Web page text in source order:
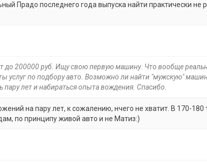
Прадо последнего года выпуска найти практически не
200000 руб. Ищу свою первую машину. Что вообще
услуг по подбору авто. Возможно ли найти "мужскую"
лет и набираться опыта вождения. Спасибо.
на пару лет, к сожалению, нчего не хватит. В 170-180
по принципу живой авто и не Матиз:)